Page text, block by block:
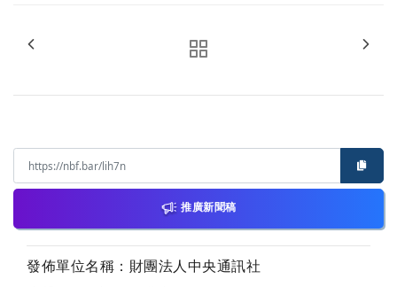
推廣新聞稿
發佈單位名稱：財團法人中央通訊社